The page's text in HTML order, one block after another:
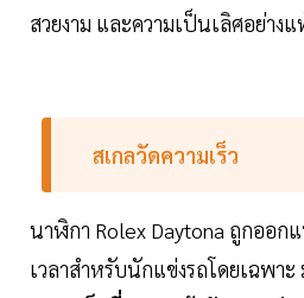
สวยงาม และความเป็นเลิศอย่างแ
สเกลวัดความเร็ว
นาฬิกา Rolex Daytona ถูกออก
เวลาสำหรับนักแข่งรถโดยเฉพาะ